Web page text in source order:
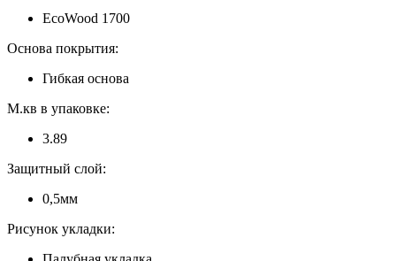
EcoWood 1700
Основа покрытия:
Гибкая основа
М.кв в упаковке:
3.89
Защитный слой:
0,5мм
Рисунок укладки: